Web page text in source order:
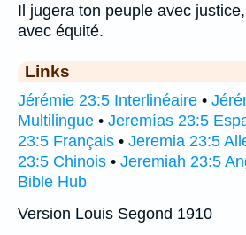
Il jugera ton peuple avec
avec équité.
Links
Jérémie 23:5 Interlinéaire •
Multilingue • Jeremías 23:5
23:5 Français • Jeremia 23:5
23:5 Chinois • Jeremiah 23:5
Bible Hub
Version Louis Segond 1910